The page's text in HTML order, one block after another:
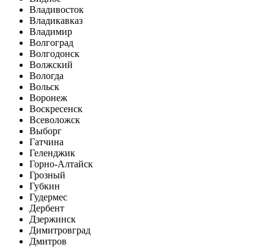
Владивосток
Владикавказ
Владимир
Волгоград
Волгодонск
Волжский
Вологда
Вольск
Воронеж
Воскресенск
Всеволожск
Выборг
Гатчина
Геленджик
Горно-Алтайск
Грозный
Губкин
Гудермес
Дербент
Дзержинск
Димитровград
Дмитров